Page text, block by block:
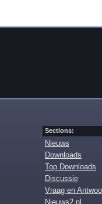
Sections:
Nieuws
Downloads
Top Downloads
Discussie
Vraag en
Nieuws2.nl